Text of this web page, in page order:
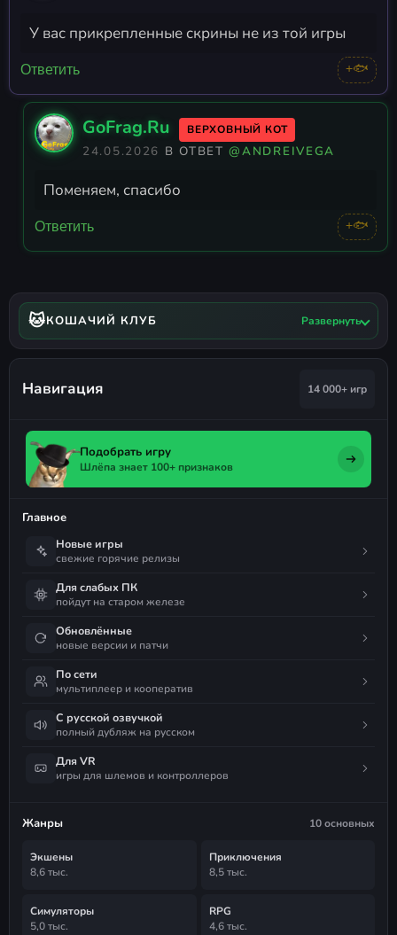
У вас прикрепленные скрины не из той игры
Ответить +🐟
GoFrag.Ru ВЕРХОВНЫЙ КОТ
24.05.2026 В ОТВЕТ@ANDREIVEGA
Поменяем, спасибо
Ответить +🐟
🐱КОШАЧИЙ КЛУБ Развернуть
Навигация 14 000+ игр
Подобрать игру
Шлёпа знает 100+ признаков
Главное
Новые игры
свежие горячие релизы
Для слабых ПК
пойдут на старом железе
Обновлённые
новые версии и патчи
По сети
мультиплеер и кооператив
С русской озвучкой
полный дубляж на русском
Для VR
игры для шлемов и контроллеров
Жанры 10 основных
Экшены
8,6 тыс.
Приключения
8,5 тыс.
Симуляторы
5,0 тыс.
RPG
4,6 тыс.